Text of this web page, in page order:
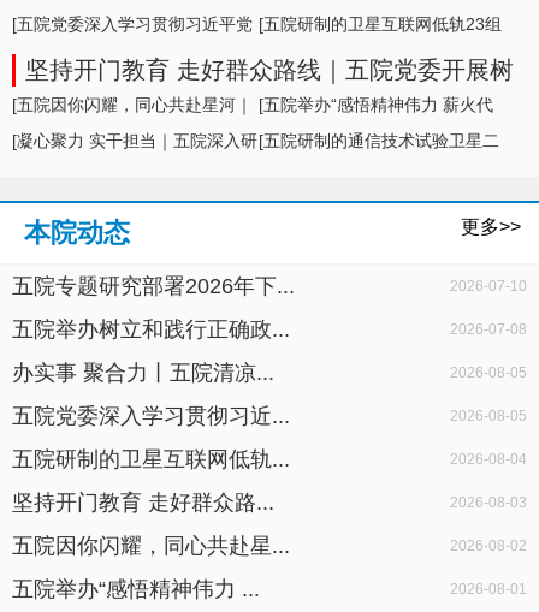
学习教育专题... ]
盛夏，暖心... ]
[五院党委深入学习贯彻习近平党
建思想，专题... ]
[五院研制的卫星互联网低轨23组
卫星成功发... ]
坚持开门教育 走好群众路线｜五院党委开展树
立和践行正确政绩观学习教育面对面座谈
[五院因你闪耀，同心共赴星河｜
五院举办20... ]
[五院举办“感悟精神伟力 薪火代
代相传”暨... ]
[凝心聚力 实干担当｜五院深入研[五院研制的通信技术试验卫星二
本院动态 更多>>
五院专题研究部署2026年下... 2026-07-10
五院举办树立和践行正确政... 2026-07-08
办实事 聚合力丨五院清凉... 2026-08-05
五院党委深入学习贯彻习近... 2026-08-05
五院研制的卫星互联网低轨... 2026-08-04
坚持开门教育 走好群众路... 2026-08-03
五院因你闪耀，同心共赴星... 2026-08-02
五院举办“感悟精神伟力 ... 2026-08-01